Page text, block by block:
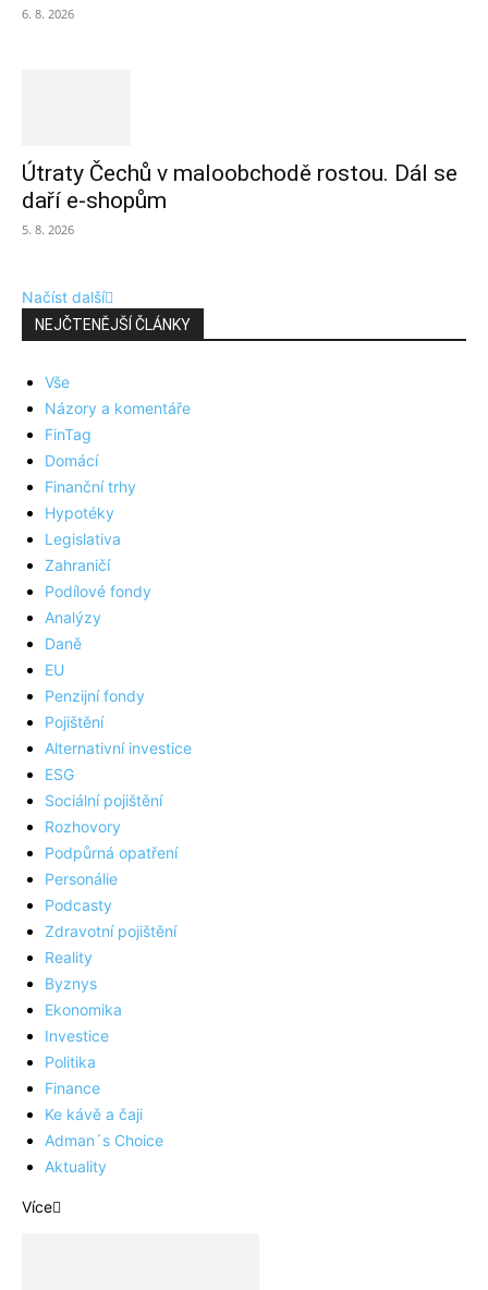
6. 8. 2026
Útraty Čechů v maloobchodě rostou. Dál se
daří e-shopům
5. 8. 2026
Načíst další
NEJČTENĚJŠÍ ČLÁNKY
Vše
Názory a komentáře
FinTag
Domácí
Finanční trhy
Hypotéky
Legislativa
Zahraničí
Podílové fondy
Analýzy
Daně
EU
Penzijní fondy
Pojištění
Alternativní investice
ESG
Sociální pojištění
Rozhovory
Podpůrná opatření
Personálie
Podcasty
Zdravotní pojištění
Reality
Byznys
Ekonomika
Investice
Politika
Finance
Ke kávě a čaji
Adman´s Choice
Aktuality
Více